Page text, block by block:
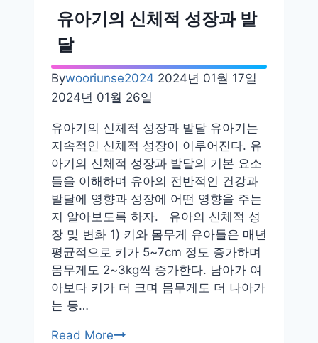
성
언
발
달
유아기의 신체적 성장과 발
달
Bywooriunse2024 2024년 01월 17일
2024년 01월 26일
유아기의 신체적 성장과 발달 유아기는
지속적인 신체적 성장이 이루어진다. 유
아기의 신체적 성장과 발달의 기본 요소
들을 이해하며 유아의 전반적인 건강과
발달에 영향과 성장에 어떤 영향을 주는
지 알아보도록 하자. 유아의 신체적 성
장 및 변화 1) 키와 몸무게 유아들은 매년
평균적으로 키가 5~7cm 정도 증가하며
몸무게도 2~3kg씩 증가한다. 남아가 여
아보다 키가 더 크며 몸무게도 더 나아가
는 등…
Read More유